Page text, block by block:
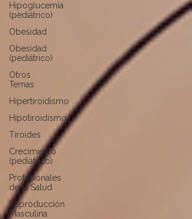
Hipoglucemia
(pediátrico)
Obesidad
Obesidad
(pediátrico)
Otros
Temas
Hipertiroidismo
Hipotiroidismo
Tiroides
Crecimiento
(pediátrico)
Profesionales
de la Salud
Reproducción
Masculina